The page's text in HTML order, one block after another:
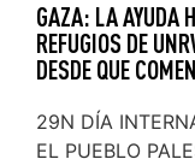
GAZA: LA AYUDA
REFUGIOS DE
DESDE QUE
29N DÍA
EL PUEBLO